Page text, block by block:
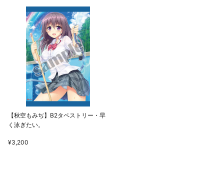
【秋空もみぢ】B2タペストリー・早
く泳ぎたい。
¥3,200